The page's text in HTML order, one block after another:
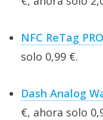
NFC ReTag PRO
solo 0,99 €.
Dash Analog
€, ahora solo